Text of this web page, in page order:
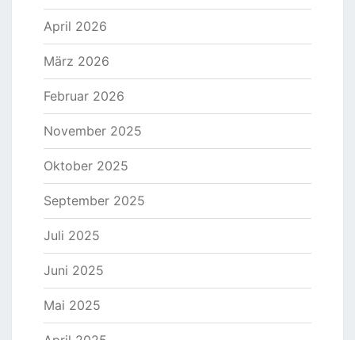
April 2026
März 2026
Februar 2026
November 2025
Oktober 2025
September 2025
Juli 2025
Juni 2025
Mai 2025